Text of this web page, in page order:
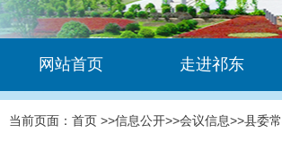
网站首页 走进祁东
当前页面： 首页 >>信息公开>>会议信息>>县委